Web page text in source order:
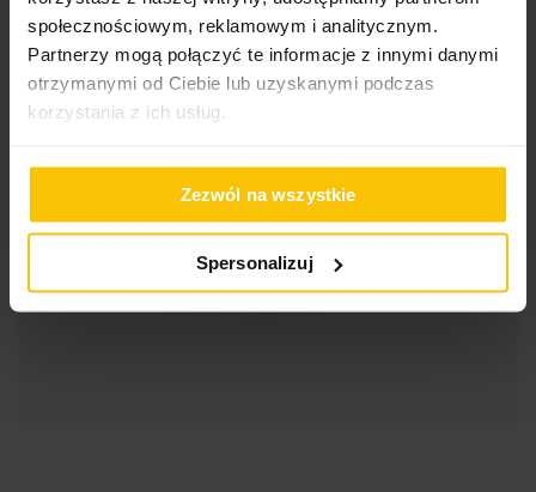
społecznościowym, reklamowym i analitycznym.
Partnerzy mogą połączyć te informacje z innymi danymi
otrzymanymi od Ciebie lub uzyskanymi podczas
korzystania z ich usług.
Zezwól na wszystkie
Spersonalizuj